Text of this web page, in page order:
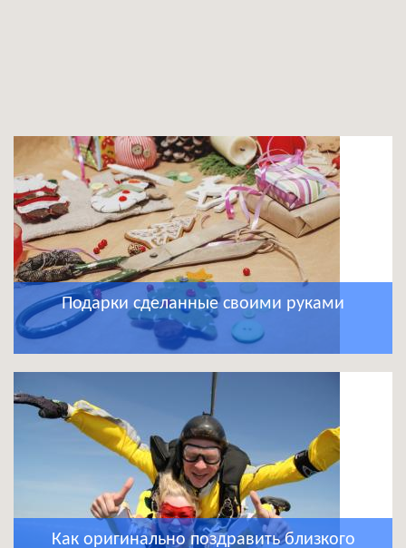
Подарки сделанные своими руками
Как оригинально поздравить близкого